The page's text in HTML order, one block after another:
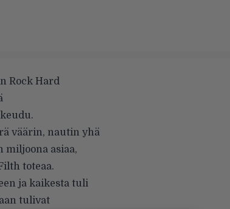
Rock Hard
väärin, nautin yhä
miljoona asiaa,
toteaa.
ja kaikesta tuli
tulivat